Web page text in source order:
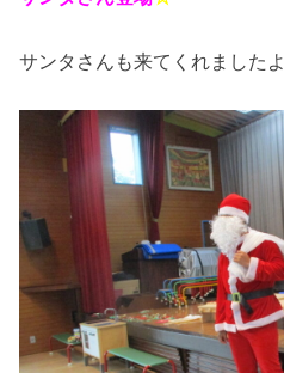
サンタさんも来てくれましたよ